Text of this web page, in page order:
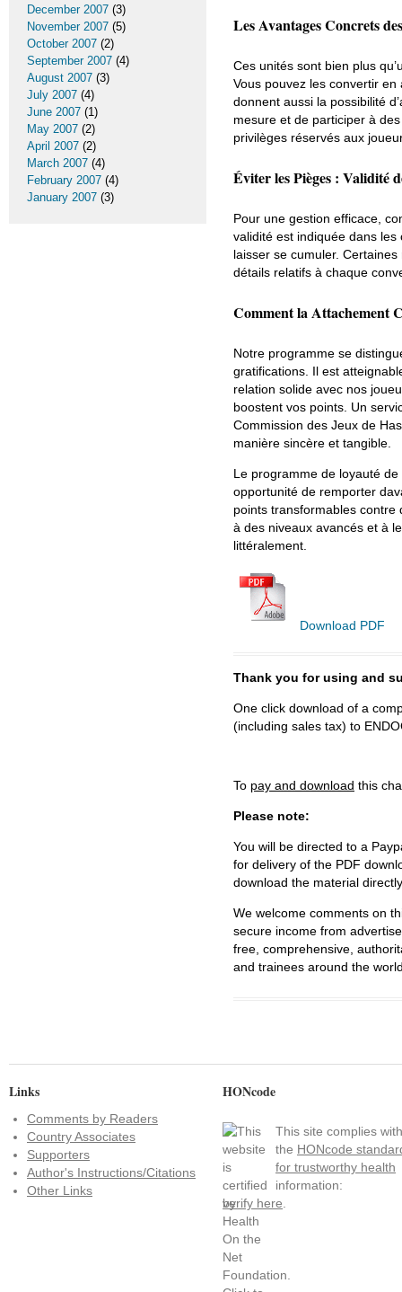
Les Avantages Concrets
Ces unités sont bien plus
Vous pouvez les convertir
donnent aussi la possibilité
mesure et de participer à
privilèges réservés aux
Éviter les Pièges : Validité
Pour une gestion efficace,
validité est indiquée dans
laisser se cumuler.
détails relatifs à chaque
Comment la Attachement
Notre programme se
gratifications. Il est
relation solide avec nos
boostent vos points. Un
Commission des Jeux de
manière sincère et tangible.
Le programme de loyauté
opportunité de remporter
points transformables
à des niveaux avancés et à
littéralement.
Download PDF
Thank you for using and
One click download of a
(including sales tax) to
To pay and download this
Please note:
You will be directed to a
for delivery of the PDF
download the material
We welcome comments on
secure income from
free, comprehensive,
and trainees around the
December 2007 (3)
November 2007 (5)
October 2007 (2)
September 2007 (4)
August 2007 (3)
July 2007 (4)
June 2007 (1)
May 2007 (2)
April 2007 (2)
March 2007 (4)
February 2007 (4)
January 2007 (3)
Links
Comments by Readers
Country Associates
Supporters
Author's Instructions/Citations
Other Links
HONcode
This site complies with
the HONcode
for trustworthy health
information:
verify here